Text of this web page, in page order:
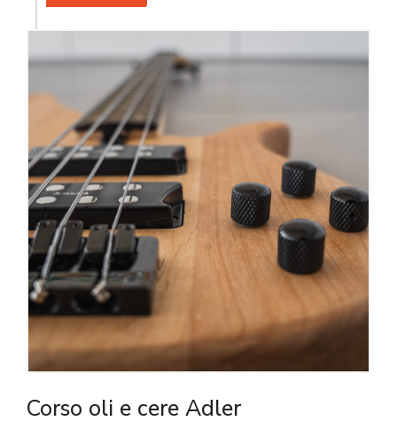
Corso oli e cere Adler